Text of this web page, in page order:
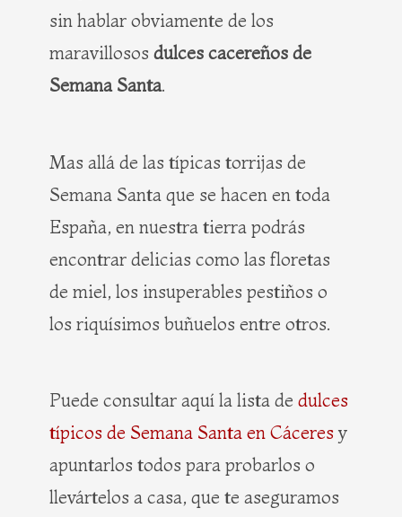
sin hablar obviamente de los
maravillosos dulces cacereños de
Semana Santa.
Mas allá de las típicas torrijas de
Semana Santa que se hacen en toda
España, en nuestra tierra podrás
encontrar delicias como las floretas
de miel, los insuperables pestiños o
los riquísimos buñuelos entre otros.
Puede consultar aquí la lista de dulces
típicos de Semana Santa en Cáceres y
apuntarlos todos para probarlos o
llevártelos a casa, que te aseguramos